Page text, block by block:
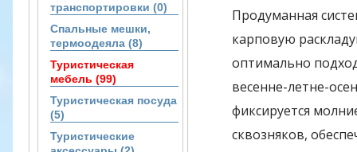
транспортировки (0)
Спальные мешки,
термоодеяла (8)
Туристическая
мебель (99)
Туристическая посуда
(5)
Туристические
Продуманная
карповую
оптимально
весенне-летне-
фиксируется
сквозняков,